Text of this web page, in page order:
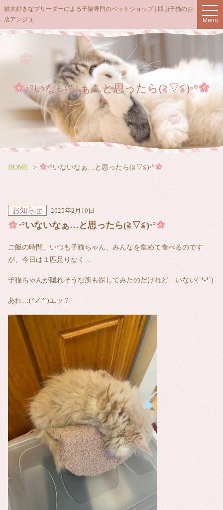
t
o
g
g
a
v
t
o
Menu
猫大好きなブリーダーによる子猫専門のペットショップ | 郡山子猫のお
店アンジュ
◦°いないなぁ…と思ったら(≧▽≦)◦°
HOME ◦°いないなぁ…と思ったら(≧▽≦)◦°
お知らせ 2025年2月10日
◦°いないなぁ…と思ったら(≧▽≦)◦°
ご飯の時間、いつも子猫ちゃん、みんなを集めて食べるのです
が、今日は１匹足りなく…
子猫ちゃんが隠れそうな所も探してみたのだけれど、いない(´❛-❛`)
あれ…(°⊿°`)エッ？